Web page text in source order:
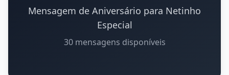
Mensagem de Aniversário para Netinho
Especial
30 mensagens disponíveis